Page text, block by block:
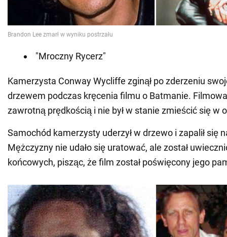
"Mroczny Rycerz"
Kamerzysta Conway Wycliffe zginął po zderzeniu
drzewem podczas kręcenia filmu o Batmanie.
zawrotną prędkością i nie był w stanie zmieścić się w
Samochód kamerzysty uderzył w drzewo i zapalił się
Mężczyzny nie udało się uratować, ale został
końcowych, pisząc, że film został poświęcony jego